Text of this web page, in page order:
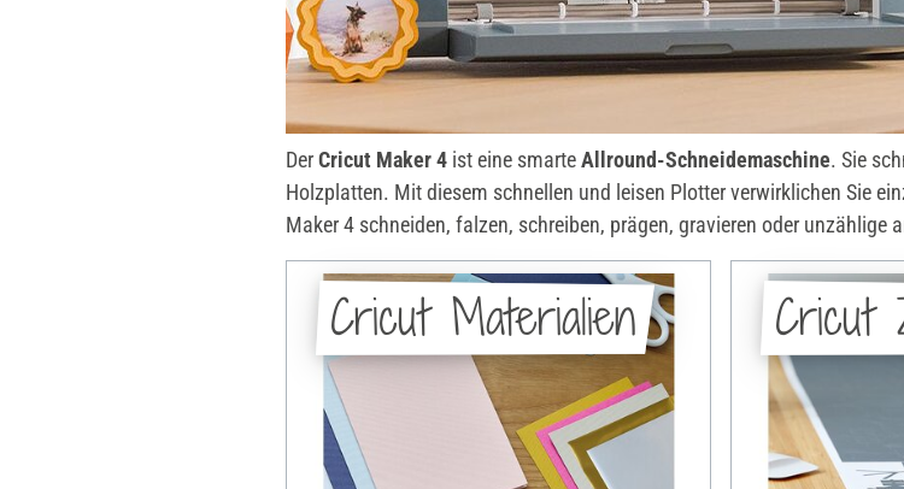
DerCricut Maker 4ist eine smarteAllround-Schneidemaschine. Sie
Holzplatten. Mit diesem schnellen und leisen Plotter verwirklichen Sie
Maker 4 schneiden, falzen, schreiben, prägen, gravieren oder unzählige
Cricut Materialien Cricut